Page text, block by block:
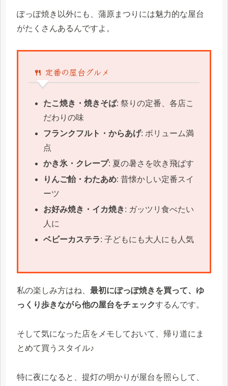
ぽっぽ焼き以外にも、蒲原まつりには魅力的な屋台
がたくさんあるんですよ。
🍴 定番の屋台グルメ
たこ焼き・焼きそば: 祭りの定番、各店こ
だわりの味
フランクフルト・からあげ: ボリューム満
点
かき氷・クレープ: 夏の暑さを吹き飛ばす
りんご飴・わたあめ: 昔懐かしい定番スイ
ーツ
お好み焼き・イカ焼き: ガッツリ食べたい
人に
ベビーカステラ: 子どもにも大人にも人気
私の楽しみ方はね、 最初にぽっぽ焼きを買って、ゆ
っくり歩きながら他の屋台をチェックするんです。
そして気になった店をメモしておいて、帰り道にま
とめて買うスタイル♪
特に夜になると、提灯の明かりが屋台を照らして、